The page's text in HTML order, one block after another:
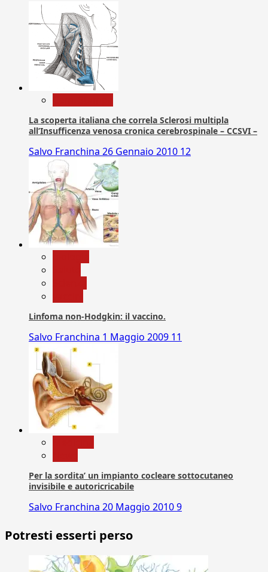
La scoperta italiana che correla Sclerosi multipla
all’Insufficenza venosa cronica cerebrospinale – CCSVI –
Salvo Franchina 26 Gennaio 2010 12
Linfoma non-Hodgkin: il vaccino.
Salvo Franchina 1 Maggio 2009 11
Per la sordita’ un impianto cocleare sottocutaneo
invisibile e autoricricabile
Salvo Franchina 20 Maggio 20109
Potresti esserti perso